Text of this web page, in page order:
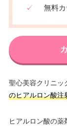
✓ 無料
聖心美容クリニッ
のヒアルロン酸注
ヒアルロン酸の